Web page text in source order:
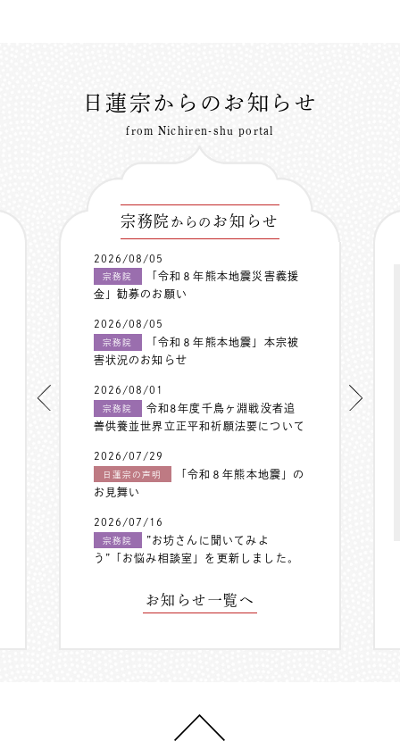
日蓮宗からのお知らせ
from Nichiren-shu portal
宗務院 からの お知らせ
2026/08/05
宗務院
「令和８年熊本地震災害義援
金」勧募のお願い
2026/08/05
宗務院
「令和８年熊本地震」本宗被
害状況のお知らせ
2026/08/01
宗務院
令和8年度千鳥ヶ淵戦没者追
善供養並世界立正平和祈願法要について
2026/07/29
日蓮宗の声明
「令和８年熊本地震」の
お見舞い
2026/07/16
宗務院
”お坊さんに聞いてみよ
う”「お悩み相談室」を更新しました。
お知らせ一覧へ